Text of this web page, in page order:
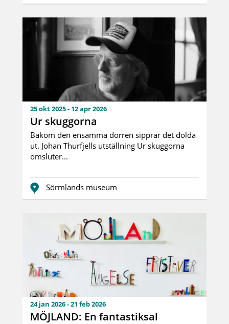
25 okt 2025 - 12 apr 2026
Ur skuggorna
Bakom den ensamma dörren sipprar det dolda
ut. Johan Thurfjells utställning Ur skuggorna
omsluter...
Sörmlands museum
24 jan 2026 - 21 feb 2026
MÖJLAND: En fantastiksal